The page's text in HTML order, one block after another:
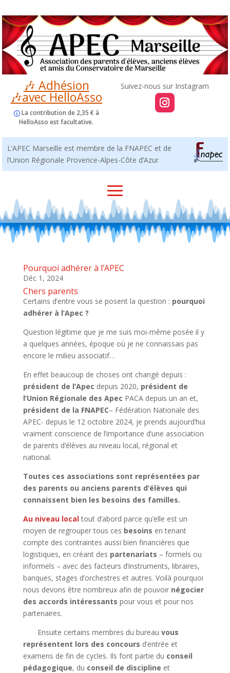
🎶 Adhésion
🎶avec HelloAsso
La contribution de 2,35 € à
HelloAsso est facultative.
L’APEC Marseille est membre de la FNAPEC et de
l’Union Régionale Provence-Alpes-Côte d’Azur
Pourquoi adhérer à l’APEC
Déc 1, 2024
Chers parents
Certains d’entre vous se posent la question : pourquoi
adhérer à l’Apec ?
Question légitime que je me suis moi-même posée il y
a quelques années, époque où je ne connaissais pas
encore le milieu associatif…
En effet beaucoup de choses ont changé depuis :
président de l’Apec depuis 2020, président de
l’Union Régionale des Apec PACA depuis un an et,
président de la FNAPEC– Fédération Nationale des
APEC- depuis le 12 octobre 2024, je prends aujourd’hui
vraiment conscience de l’importance d’une association
de parents d’élèves au niveau local, régional et
national.
Toutes ces associations sont représentées par
des parents ou anciens parents d’élèves qui
connaissent bien les besoins des familles.
Au niveau localtout d’abord parce qu’elle est un
moyen de regrouper tous ces besoins en tenant
compte des contraintes aussi bien financières que
logistiques, en créant des partenariats – formels ou
informels – avec des facteurs d’instruments, libraires,
banques, stages d’orchestres et autres. Voilà pourquoi
nous devons être nombreux afin de pouvoir négocier
des accords intéressants pour vous et pour nos
partenaires.
Ensuite certains membres du bureau vous
représentent lors des concours d’entrée et
examens de fin de cycles. Ils font partie du conseil
pédagogique, du conseil de discipline et